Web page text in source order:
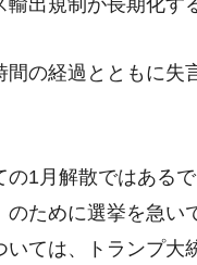
輸出規制が長期化
間の経過とともに失
の1月解散ではある
ために選挙を急い
ては、トランプ大